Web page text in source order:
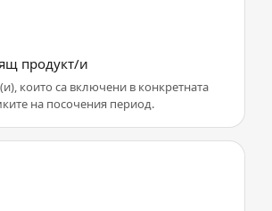
продукт/и
които са включени в конкретната
на посочения период.